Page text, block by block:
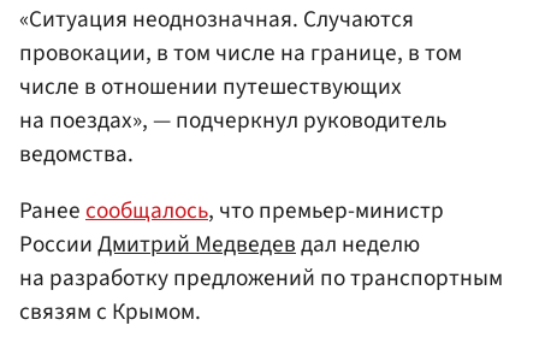
«Ситуация неоднозначная. Случаются
провокации, в том числе на границе, в том
числе в отношении путешествующих
на поездах», — подчеркнул руководитель
ведомства.
Ранеесообщалось, что премьер-министр
РоссииДмитрий Медведевдал неделю
на разработку предложений по транспортным
связям с Крымом.